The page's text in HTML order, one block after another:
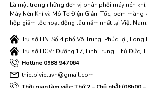
Là một trong những đơn vị phân phối máy nén
Máy Nén Khí và Mô Tơ Điện Giảm Tốc, bơm màng
hộp giảm tốc hoạt động lâu năm nhất tại Việt Nam.
Trụ sở HN: Số 4 phố Võ Trung, Phúc Lợi, Long
Trụ sở HCM: Đường 17, Linh Trung, Thủ Đức,
Hotline 0988 947064
thietbivietavn@gmail.com
Thời gian làm việc: Thứ 2 – Chủ nhật (08h00 –